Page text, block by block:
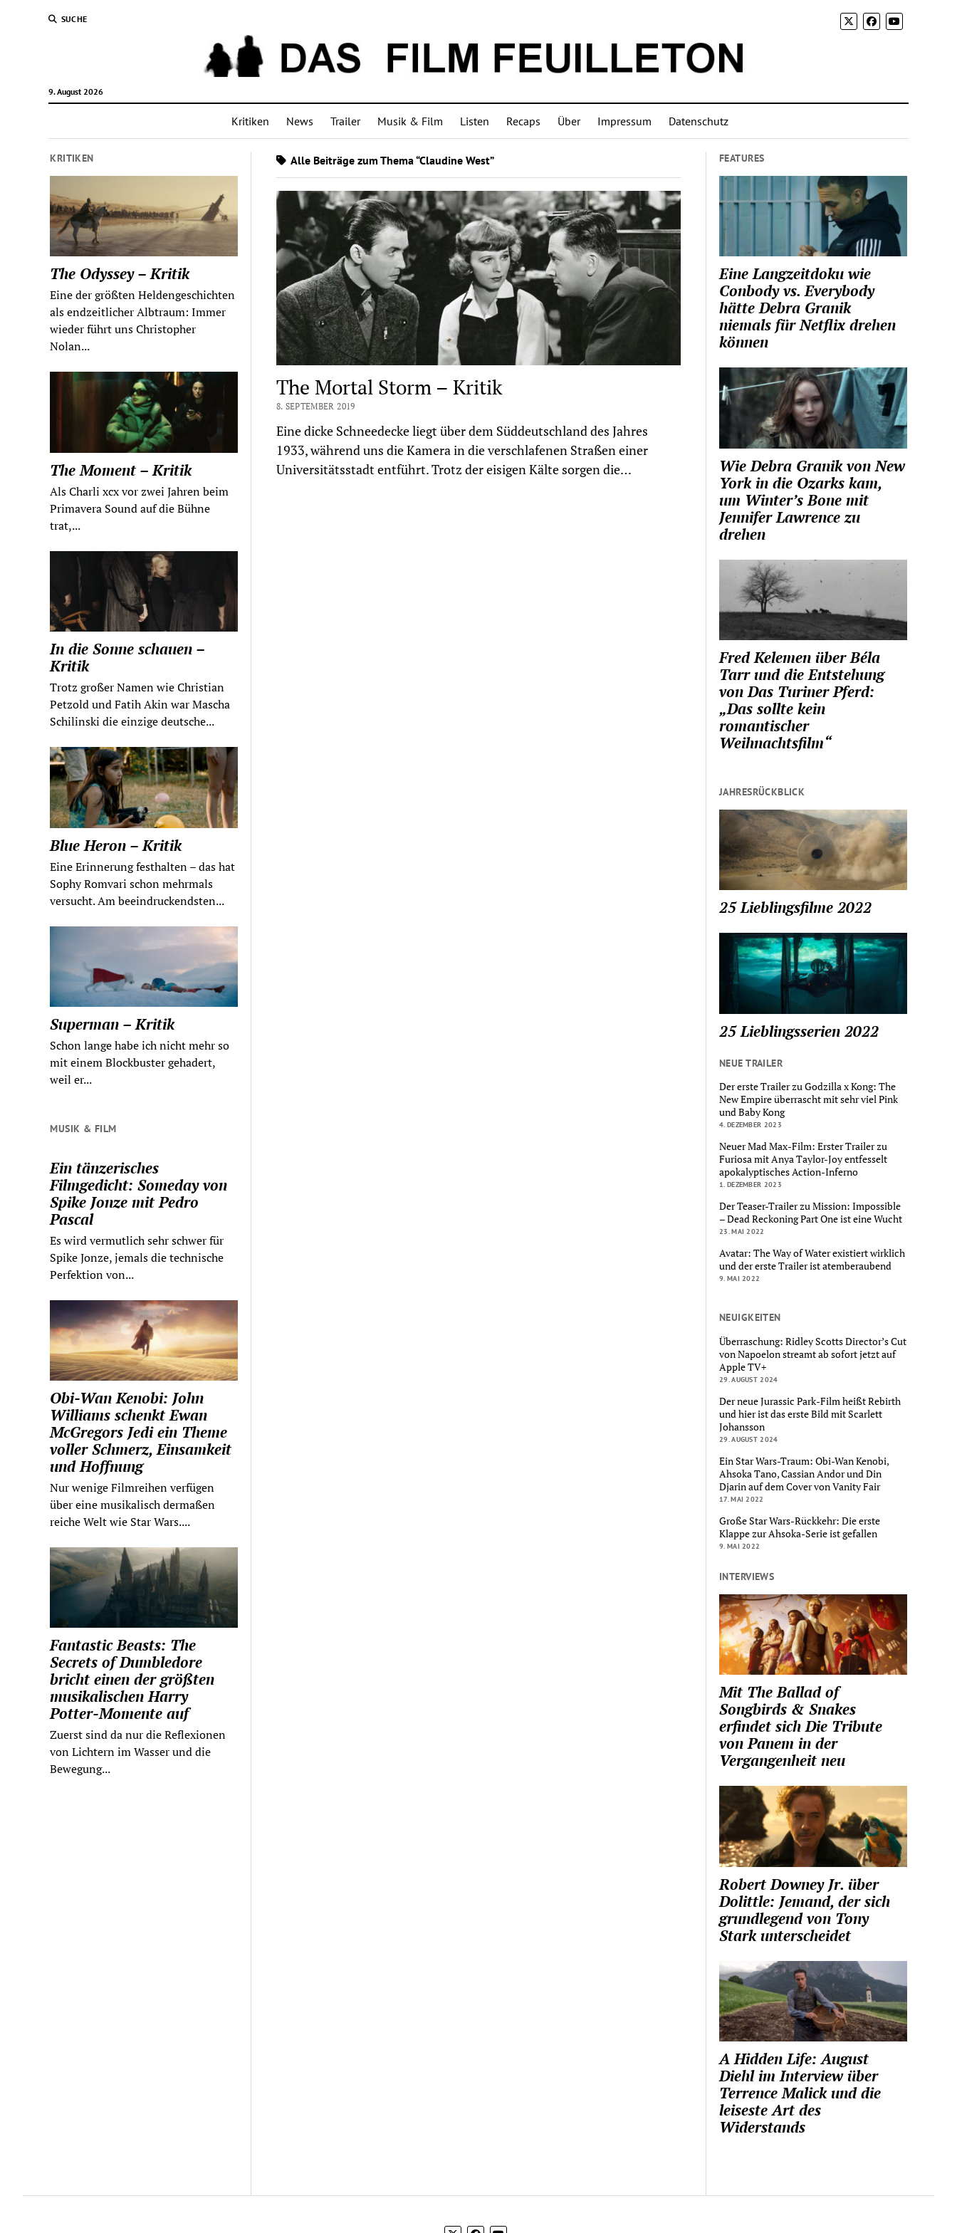
SUCHE
9. August 2026
Kritiken News Trailer Musik & Film Listen Recaps Über Impressum Datenschutz
KRITIKEN
The Odyssey – Kritik
Eine der größten Heldengeschichten
als endzeitlicher Albtraum: Immer
wieder führt uns Christopher
Nolan...
The Moment – Kritik
Als Charli xcx vor zwei Jahren beim
Primavera Sound auf die Bühne
trat,...
In die Sonne schauen –
Kritik
Trotz großer Namen wie Christian
Petzold und Fatih Akin war Mascha
Schilinski die einzige deutsche...
Blue Heron – Kritik
Eine Erinnerung festhalten – das hat
Sophy Romvari schon mehrmals
versucht. Am beeindruckendsten...
Superman – Kritik
Schon lange habe ich nicht mehr so
mit einem Blockbuster gehadert,
weil er...
MUSIK & FILM
Ein tänzerisches
Filmgedicht: Someday von
Spike Jonze mit Pedro
Pascal
Es wird vermutlich sehr schwer für
Spike Jonze, jemals die technische
Perfektion von...
Obi-Wan Kenobi: John
Williams schenkt Ewan
McGregors Jedi ein Theme
voller Schmerz, Einsamkeit
und Hoffnung
Nur wenige Filmreihen verfügen
über eine musikalisch dermaßen
reiche Welt wie Star Wars....
Fantastic Beasts: The
Secrets of Dumbledore
bricht einen der größten
musikalischen Harry
Potter-Momente auf
Zuerst sind da nur die Reflexionen
von Lichtern im Wasser und die
Bewegung...
Alle Beiträge zum Thema “Claudine West”
The Mortal Storm – Kritik
8. SEPTEMBER 2019
Eine dicke Schneedecke liegt über dem Süddeutschland des Jahres
1933, während uns die Kamera in die verschlafenen Straßen einer
Universitätsstadt entführt. Trotz der eisigen Kälte sorgen die…
FEATURES
Eine Langzeitdoku wie
Conbody vs. Everybody
hätte Debra Granik
niemals für Netflix drehen
können
Wie Debra Granik von New
York in die Ozarks kam,
um Winter’s Bone mit
Jennifer Lawrence zu
drehen
Fred Kelemen über Béla
Tarr und die Entstehung
von Das Turiner Pferd:
„Das sollte kein
romantischer
Weihnachtsfilm“
JAHRESRÜCKBLICK
25 Lieblingsfilme 2022
25 Lieblingsserien 2022
NEUE TRAILER
Der erste Trailer zu Godzilla x Kong: The
New Empire überrascht mit sehr viel Pink
und Baby Kong
4. DEZEMBER 2023
Neuer Mad Max-Film: Erster Trailer zu
Furiosa mit Anya Taylor-Joy entfesselt
apokalyptisches Action-Inferno
1. DEZEMBER 2023
Der Teaser-Trailer zu Mission: Impossible
– Dead Reckoning Part One ist eine Wucht
23. MAI 2022
Avatar: The Way of Water existiert wirklich
und der erste Trailer ist atemberaubend
9. MAI 2022
NEUIGKEITEN
Überraschung: Ridley Scotts Director’s Cut
von Napoelon streamt ab sofort jetzt auf
Apple TV+
29. AUGUST 2024
Der neue Jurassic Park-Film heißt Rebirth
und hier ist das erste Bild mit Scarlett
Johansson
29. AUGUST 2024
Ein Star Wars-Traum: Obi-Wan Kenobi,
Ahsoka Tano, Cassian Andor und Din
Djarin auf dem Cover von Vanity Fair
17. MAI 2022
Große Star Wars-Rückkehr: Die erste
Klappe zur Ahsoka-Serie ist gefallen
9. MAI 2022
INTERVIEWS
Mit The Ballad of
Songbirds & Snakes
erfindet sich Die Tribute
von Panem in der
Vergangenheit neu
Robert Downey Jr. über
Dolittle: Jemand, der sich
grundlegend von Tony
Stark unterscheidet
A Hidden Life: August
Diehl im Interview über
Terrence Malick und die
leiseste Art des
Widerstands